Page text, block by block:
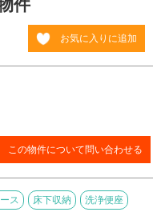
件
お気に入りに追加
この物件について問い合わせる
ス 床下収納 洗浄便座